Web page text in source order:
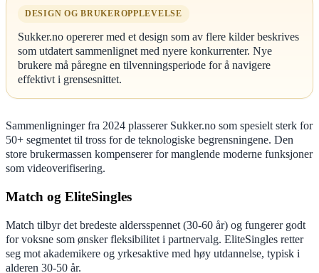
DESIGN OG BRUKEROPPLEVELSE
Sukker.no opererer med et design som av flere kilder beskrives
som utdatert sammenlignet med nyere konkurrenter. Nye
brukere må påregne en tilvenningsperiode for å navigere
effektivt i grensesnittet.
Sammenligninger fra 2024 plasserer Sukker.no som spesielt sterk for
50+ segmentet til tross for de teknologiske begrensningene. Den
store brukermassen kompenserer for manglende moderne funksjoner
som videoverifisering.
Match og EliteSingles
Match tilbyr det bredeste aldersspennet (30-60 år) og fungerer godt
for voksne som ønsker fleksibilitet i partnervalg. EliteSingles retter
seg mot akademikere og yrkesaktive med høy utdannelse, typisk i
alderen 30-50 år.